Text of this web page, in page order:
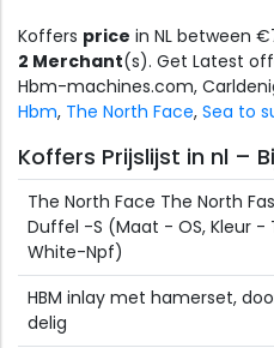
Koffers price in NL between
2 Merchant(s). Get Latest
Hbm-machines.com,
Hbm, The North Face, Sea to
Koffers Prijslijst in nl –
The North Face The North
Duffel -S (Maat - OS, Kleur -
White-Npf)
HBM inlay met hamerset,
delig